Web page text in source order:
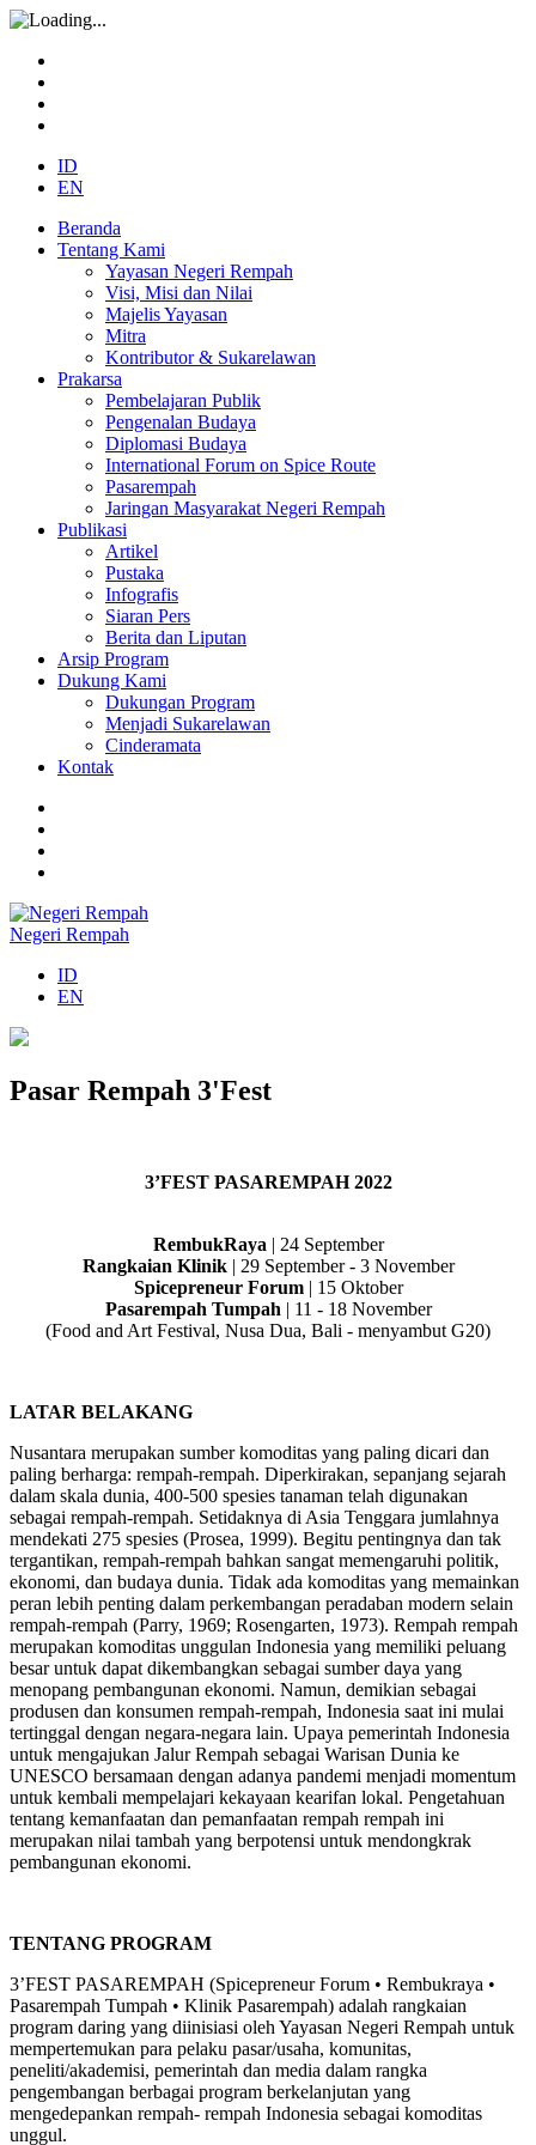
ID
EN
Beranda
Tentang Kami
Yayasan Negeri Rempah
Visi, Misi dan Nilai
Majelis Yayasan
Mitra
Kontributor & Sukarelawan
Prakarsa
Pembelajaran Publik
Pengenalan Budaya
Diplomasi Budaya
International Forum on Spice Route
Pasarempah
Jaringan Masyarakat Negeri Rempah
Publikasi
Artikel
Pustaka
Infografis
Siaran Pers
Berita dan Liputan
Arsip Program
Dukung Kami
Dukungan Program
Menjadi Sukarelawan
Cinderamata
Kontak
Negeri Rempah
ID
EN
Pasar Rempah 3'Fest
3’FEST PASAREMPAH 2022
RembukRaya | 24 September
Rangkaian Klinik| 29 September - 3 November
Spicepreneur Forum| 15 Oktober
Pasarempah Tumpah | 11 - 18 November
(Food and Art Festival, Nusa Dua, Bali - menyambut G20)
LATAR BELAKANG
Nusantara merupakan sumber komoditas yang paling dicari dan
paling berharga: rempah-rempah. Diperkirakan, sepanjang sejarah
dalam skala dunia, 400-500 spesies tanaman telah digunakan
sebagai rempah-rempah. Setidaknya di Asia Tenggara jumlahnya
mendekati 275 spesies (Prosea, 1999). Begitu pentingnya dan tak
tergantikan, rempah-rempah bahkan sangat memengaruhi politik,
ekonomi, dan budaya dunia. Tidak ada komoditas yang memainkan
peran lebih penting dalam perkembangan peradaban modern selain
rempah-rempah (Parry, 1969; Rosengarten, 1973). Rempah rempah
merupakan komoditas unggulan Indonesia yang memiliki peluang
besar untuk dapat dikembangkan sebagai sumber daya yang
menopang pembangunan ekonomi. Namun, demikian sebagai
produsen dan konsumen rempah-rempah, Indonesia saat ini mulai
tertinggal dengan negara-negara lain. Upaya pemerintah Indonesia
untuk mengajukan Jalur Rempah sebagai Warisan Dunia ke
UNESCO bersamaan dengan adanya pandemi menjadi momentum
untuk kembali mempelajari kekayaan kearifan lokal. Pengetahuan
tentang kemanfaatan dan pemanfaatan rempah rempah ini
merupakan nilai tambah yang berpotensi untuk mendongkrak
pembangunan ekonomi.
TENTANG PROGRAM
3’FEST PASAREMPAH (Spicepreneur Forum • Rembukraya •
Pasarempah Tumpah • Klinik Pasarempah) adalah rangkaian
program daring yang diinisiasi oleh Yayasan Negeri Rempah untuk
mempertemukan para pelaku pasar/usaha, komunitas,
peneliti/akademisi, pemerintah dan media dalam rangka
pengembangan berbagai program berkelanjutan yang
mengedepankan rempah- rempah Indonesia sebagai komoditas
unggul.